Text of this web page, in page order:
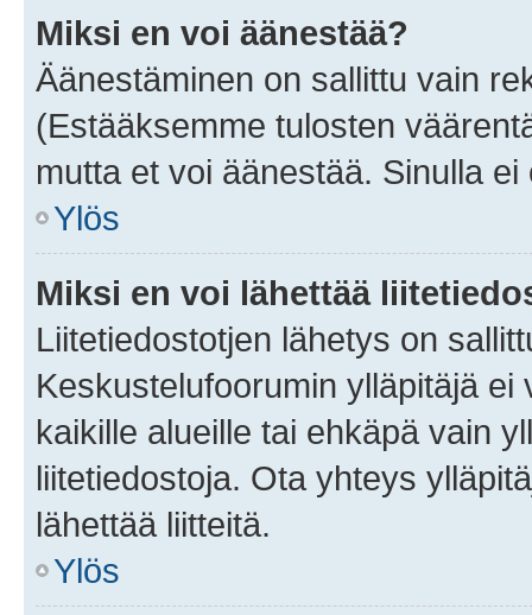
Miksi en voi äänestää?
Äänestäminen on sallittu vain
(Estääksemme tulosten
mutta et voi äänestää. Sinulla
Ylös
Miksi en voi lähettää
Liitetiedostotjen lähetys on
Keskustelufoorumin ylläpitäjä
kaikille alueille tai ehkäpä vain
liitetiedostoja. Ota yhteys
lähettää liitteitä.
Ylös